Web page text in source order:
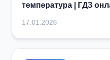
температура | ГДЗ
17.01.2026